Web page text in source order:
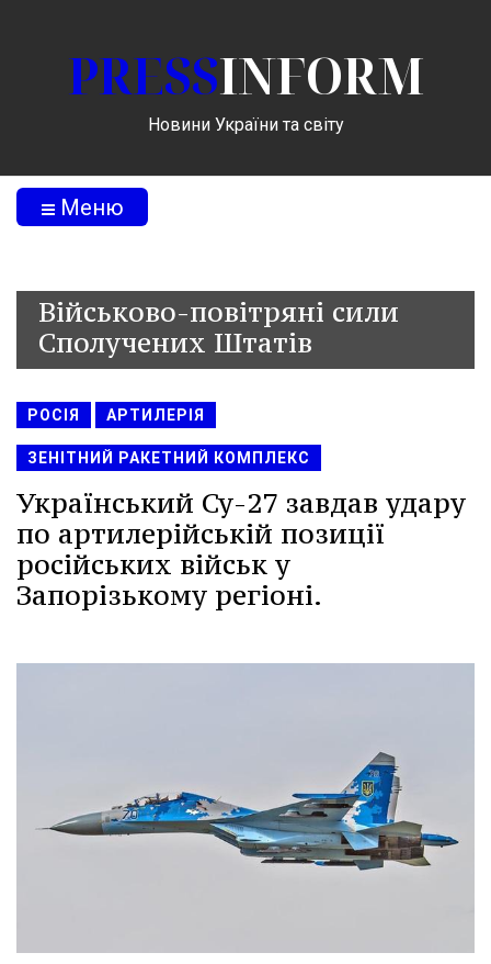
PRESSINFORM
Новини України та світу
Меню
Військово-повітряні сили
Сполучених Штатів
РОСІЯ АРТИЛЕРІЯ
ЗЕНІТНИЙ РАКЕТНИЙ КОМПЛЕКС
Український Су-27 завдав удару
по артилерійській позиції
російських військ у
Запорізькому регіоні.